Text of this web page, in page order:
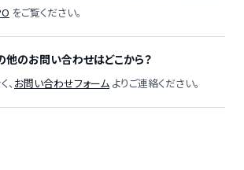
をご覧ください。
他のお問い合わせはどこから？
、 お問い合わせフォーム よりご連絡ください。